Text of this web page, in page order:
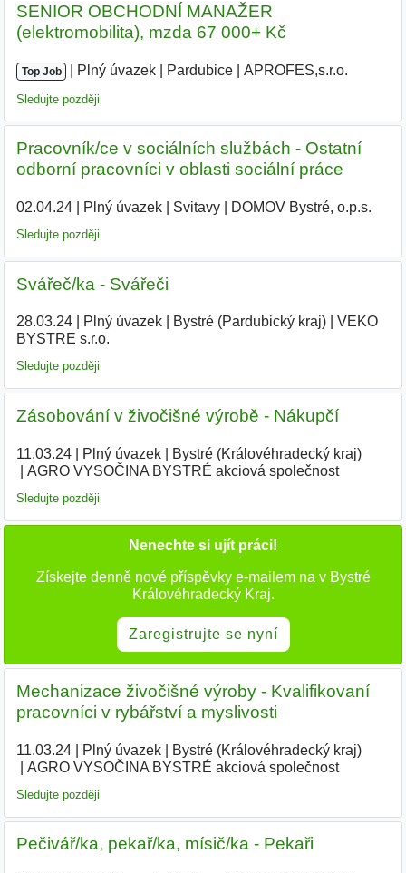
SENIOR OBCHODNÍ MANAŽER
(elektromobilita), mzda 67 000+ Kč
Top Job Plný úvazek Pardubice APROFES,s.r.o.
Sledujte později
Pracovník/ce v sociálních službách - Ostatní
odborní pracovníci v oblasti sociální práce
02.04.24| Plný úvazek| Svitavy| DOMOV Bystré, o.p.s.
Sledujte později
Svářeč/ka - Svářeči
28.03.24| Plný úvazek| Bystré (Pardubický kraj)|
VEKO
BYSTRE s.r.o.
Sledujte později
Zásobování v živočišné výrobě - Nákupčí
11.03.24| Plný úvazek| Bystré (Královéhradecký kraj)|
AGRO VYSOČINA BYSTRÉ akciová společnost|
Sledujte později
Nenechte si ujít práci!
Získejte denně nové příspěvky e-mailem na v Bystré
Královéhradecký Kraj.
Zaregistrujte se nyní
Mechanizace živočišné výroby - Kvalifikovaní
pracovníci v rybářství a myslivosti
11.03.24| Plný úvazek| Bystré (Královéhradecký kraj)|
AGRO VYSOČINA BYSTRÉ akciová společnost|
Sledujte později
Pečivář/ka, pekař/ka, mísič/ka - Pekaři